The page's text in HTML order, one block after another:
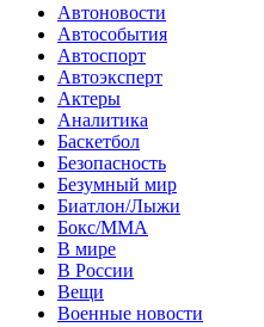
Автоновости
Автособытия
Автоспорт
Автоэксперт
Актеры
Аналитика
Баскетбол
Безопасность
Безумный мир
Биатлон/Лыжи
Бокс/MMA
В мире
В России
Вещи
Военные новости